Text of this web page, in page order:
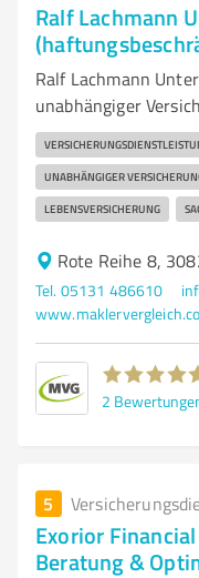
Ralf Lachmann
Ralf Lachmann
unabhängiger
UNABHÄNGIGER
LEBENSVERSICHERUNG
Rote Reihe 8,
Tel. 05131 486610
2
5
Exorior
Beratung &